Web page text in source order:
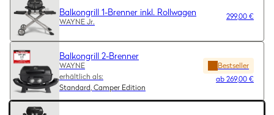
Balkongrill 1-Brenner inkl. Rollwagen
WAYNE Jr.
299,00 €
Balkongrill 2-Brenner
WAYNE
erhältlich als:
Standard, Camper Edition
Bestseller
ab269,00 €